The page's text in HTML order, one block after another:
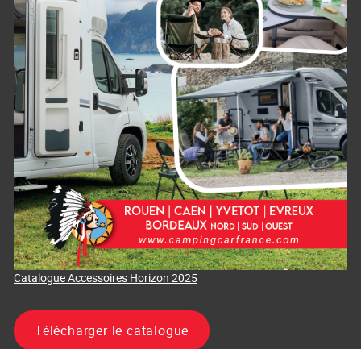
Catalogue Accessoires Horizon 2025
Télécharger le catalogue